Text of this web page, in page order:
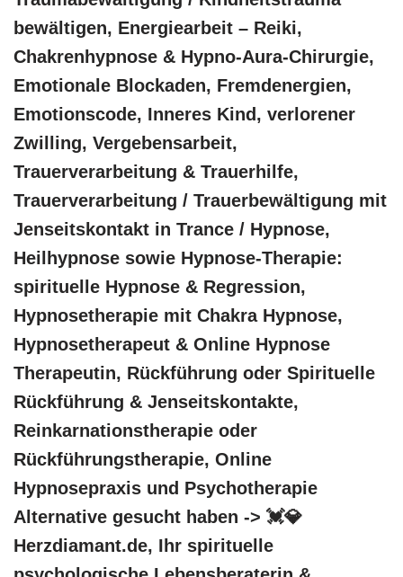
bewältigen, Energiearbeit – Reiki,
Chakrenhypnose & Hypno-Aura-Chirurgie,
Emotionale Blockaden, Fremdenergien,
Emotionscode, Inneres Kind, verlorener
Zwilling, Vergebensarbeit,
Trauerverarbeitung & Trauerhilfe,
Trauerverarbeitung / Trauerbewältigung mit
Jenseitskontakt in Trance / Hypnose,
Heilhypnose sowie Hypnose-Therapie:
spirituelle Hypnose & Regression,
Hypnosetherapie mit Chakra Hypnose,
Hypnosetherapeut & Online Hypnose
Therapeutin, Rückführung oder Spirituelle
Rückführung & Jenseitskontakte,
Reinkarnationstherapie oder
Rückführungstherapie, Online
Hypnosepraxis und Psychotherapie
Alternative gesucht haben -> 💓️💎
Herzdiamant.de, Ihr spirituelle